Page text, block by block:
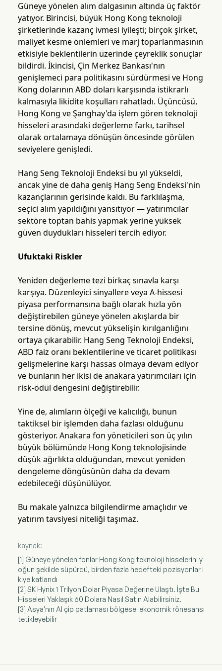
Güneye yönelen alım dalgasının altında üç faktör
yatıyor. Birincisi, büyük Hong Kong teknoloji
şirketlerinde kazanç ivmesi iyileşti; birçok şirket,
maliyet kesme önlemleri ve marj toparlanmasının
etkisiyle beklentilerin üzerinde çeyreklik sonuçlar
bildirdi. İkincisi, Çin Merkez Bankası'nın
genişlemeci para politikasını sürdürmesi ve Hong
Kong dolarının ABD doları karşısında istikrarlı
kalmasıyla likidite koşulları rahatladı. Üçüncüsü,
Hong Kong ve Şanghay'da işlem gören teknoloji
hisseleri arasındaki değerleme farkı, tarihsel
olarak ortalamaya dönüşün öncesinde görülen
seviyelere genişledi.
Hang Seng Teknoloji Endeksi bu yıl yükseldi,
ancak yine de daha geniş Hang Seng Endeksi'nin
kazançlarının gerisinde kaldı. Bu farklılaşma,
seçici alım yapıldığını yansıtıyor — yatırımcılar
sektöre toptan bahis yapmak yerine yüksek
güven duydukları hisseleri tercih ediyor.
Ufuktaki Riskler
Yeniden değerleme tezi birkaç sınavla karşı
karşıya. Düzenleyici sinyallere veya A-hissesi
piyasa performansına bağlı olarak hızla yön
değiştirebilen güneye yönelen akışlarda bir
tersine dönüş, mevcut yükselişin kırılganlığını
ortaya çıkarabilir. Hang Seng Teknoloji Endeksi,
ABD faiz oranı beklentilerine ve ticaret politikası
gelişmelerine karşı hassas olmaya devam ediyor
ve bunların her ikisi de anakara yatırımcıları için
risk-ödül dengesini değiştirebilir.
Yine de, alımların ölçeği ve kalıcılığı, bunun
taktiksel bir işlemden daha fazlası olduğunu
gösteriyor. Anakara fon yöneticileri son üç yılın
büyük bölümünde Hong Kong teknolojisinde
düşük ağırlıkta olduğundan, mevcut yeniden
dengeleme döngüsünün daha da devam
edebileceği düşünülüyor.
Bu makale yalnızca bilgilendirme amaçlıdır ve
yatırım tavsiyesi niteliği taşımaz.
kaynak:
[1] Güneye yönelen fonlar Hong Kong teknoloji hisselerini y
oğun şekilde süpürdü, birden fazla hedefteki pozisyonlar i
kiye katlandı
[2] SK Hynix 1 Trilyon Dolar Piyasa Değerine Ulaştı. İşte Bu
Hisseleri Yaklaşık 60 Dolara Nasıl Satın Alabilirsiniz.
[3] Asya'nın AI çip patlaması bölgesel ekonomik rönesansı
tetikleyebilir